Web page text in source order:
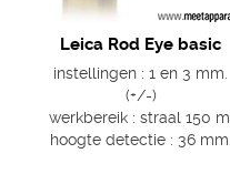
Leica Rod Eye basic
instellingen : 1 en 3 mm.
(+/-)
werkbereik : straal 150 m.
hoogte detectie : 36 mm.